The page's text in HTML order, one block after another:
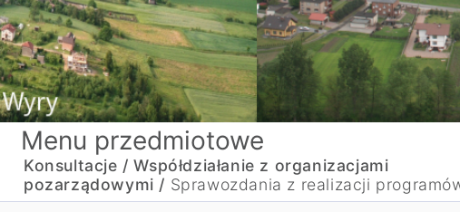
Menu przedmiotowe
Konsultacje / Współdziałanie z organizacjami
pozarządowymi / Sprawozdania z realizacji